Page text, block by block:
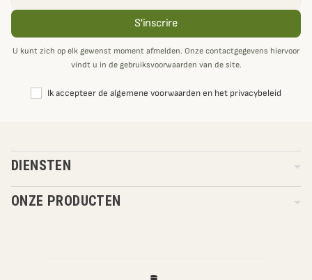
S'inscrire
U kunt zich op elk gewenst moment afmelden. Onze contactgegevens hiervoor
vindt u in de gebruiksvoorwaarden van de site.
Ik accepteer de algemene voorwaarden en het privacybeleid
DIENSTEN
ONZE PRODUCTEN